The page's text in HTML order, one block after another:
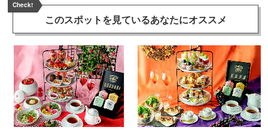
Check!
このスポットを見ているあなたにオススメ